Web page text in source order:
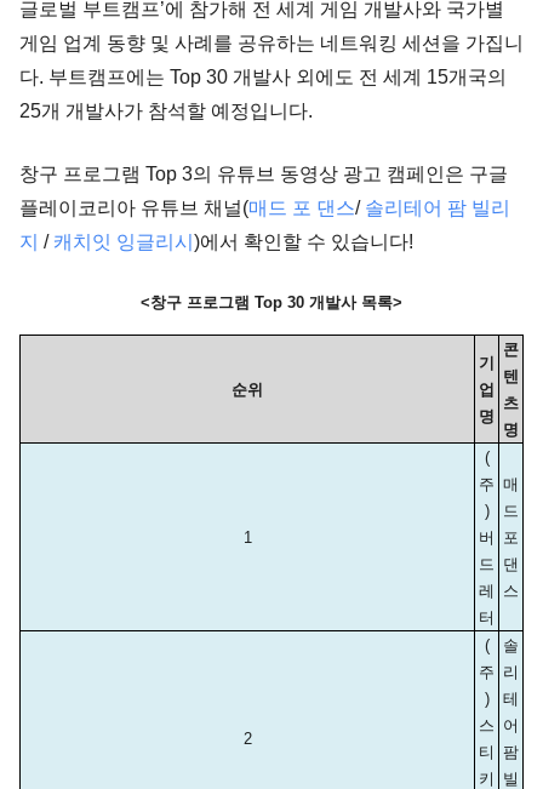
글로벌 부트캠프’에 참가해 전 세계 게임 개발사와 국가별
게임 업계 동향 및 사례를 공유하는 네트워킹 세션을 가집니
다. 부트캠프에는 Top 30 개발사 외에도 전 세계 15개국의
25개 개발사가 참석할 예정입니다.
창구 프로그램 Top 3의 유튜브 동영상 광고 캠페인은 구글
플레이코리아 유튜브 채널(매드 포 댄스/ 솔리테어 팜 빌리
지 / 캐치잇 잉글리시 )에서 확인할 수 있습니다!
<창구 프로그램 Top 30 개발사 목록>
순위
기
업
명
콘
텐
츠
명
1
(
주
)
버
드
레
터
매
드
포
댄
스
2
(
주
)
스
티
키
솔
리
테
어
팜
빌